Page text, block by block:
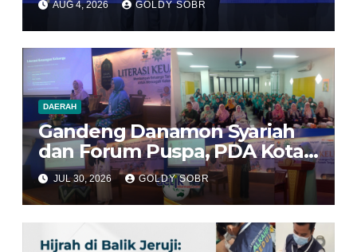
Penghargaan di Ajang
Transportasi Indonesia
Awards 2026
AUG 4, 2026 GOLDY SOBR
DAERAH
Gandeng Danamon Syariah
dan Forum Puspa, PDA Kota
Bekasi Dorong Perempuan
Jadi Pengelola Ekonomi
Keluarga yang Tangguh
JUL 30, 2026 GOLDY SOBR